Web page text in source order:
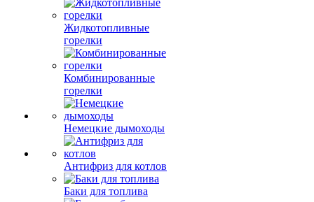
Жидкотопливные
горелки
Комбинированные
горелки
Немецкие дымоходы
Антифриз для котлов
Баки для топлива